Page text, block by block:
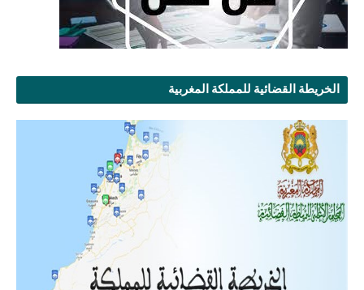
الخريطة القضائية للمملكة المغربية